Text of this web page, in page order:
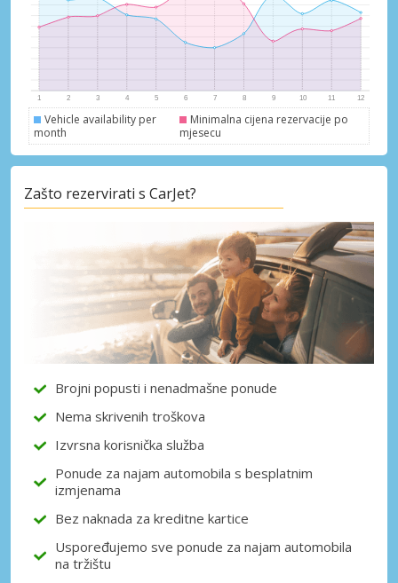
Vehicle availability per
month
Minimalna cijena rezervacije po
mjesecu
Zašto rezervirati s CarJet?
Brojni popusti i nenadmašne ponude
Nema skrivenih troškova
Izvrsna korisnička služba
Ponude za najam automobila s besplatnim
izmjenama
Bez naknada za kreditne kartice
Uspoređujemo sve ponude za najam automobila
na tržištu
Posebni popusti
Pristupite ekskluzivnim ponudama naših
dobavljača
Prijava putem eLinka